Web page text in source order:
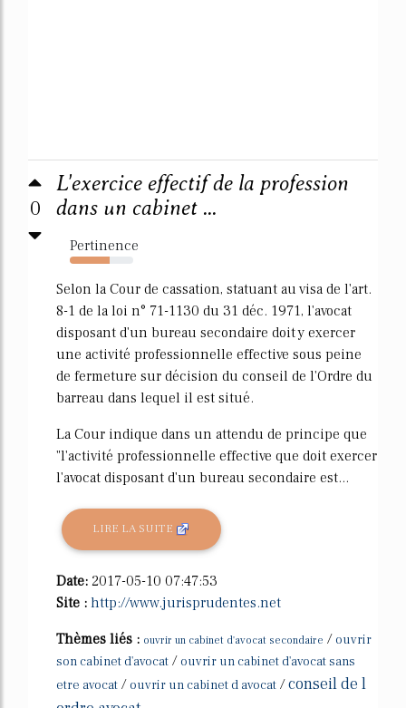
0
L'exercice effectif de la profession
dans un cabinet ...
Pertinence
63%
Selon la Cour de cassation, statuant au visa de l'art.
8-1 de la loi n° 71-1130 du 31 déc. 1971, l'avocat
disposant d'un bureau secondaire doit y exercer
une activité professionnelle effective sous peine
de fermeture sur décision du conseil de l'Ordre du
barreau dans lequel il est situé.
La Cour indique dans un attendu de principe que
"l'activité professionnelle effective que doit exercer
l'avocat disposant d'un bureau secondaire est...
LIRE LA SUITE
Date: 2017-05-10 07:47:53
Site : http://www.jurisprudentes.net
Thèmes liés : ouvrir un cabinet d'avocat secondaire / ouvrir
son cabinet d'avocat / ouvrir un cabinet d'avocat sans
etre avocat / ouvrir un cabinet d avocat /conseil de l